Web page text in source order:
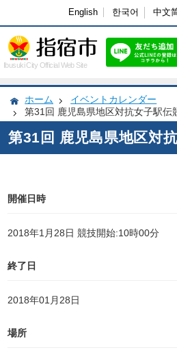
English 한국어 中文
Ibusuki City Official Web Site
ホーム
イベントカレンダー
第31回 鹿児島県地区対抗女子駅伝
第31回 鹿児島県地区対
開催日時
2018年1月28日 競技開始:10時00分
終了日
2018年01月28日
場所